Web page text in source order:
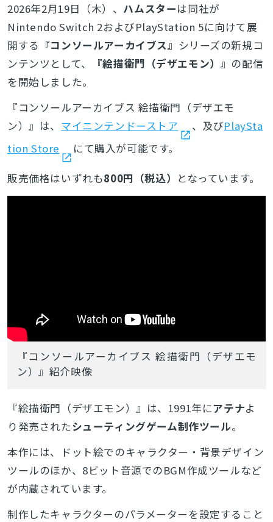
2026年2月19日（木）、 ハムスターは同社が
Nintendo Switch 2およびPlayStation 5に向けて展
開する 『コンソールアーカイブス』 シリーズの新規コ
ンテンツとして、
『絵描衛門（デザエモン）』 の配信
を開始しました。
『コンソールアーカイブス 絵描衛門（デザエモ
ン）』は、 マイニンテンドーストア 、及びPlaySta
tion Store
にて購入が可能です。
販売価格はいずれも800円（税込） となっています。
『コンソールアーカイブス 絵描衛門（デザエモ
ン）』紹介映像
『絵描衛門（デザエモン）』は、1991年にアテナよ
り発売されたシューティングゲーム制作ツール。
本作には、ドット絵でのキャラクター・背景デザイン
ツールのほか、8ビット音源でのBGM作成ツールなど
が内蔵されています。
制作したキャラクターのパラメーターを設定すること